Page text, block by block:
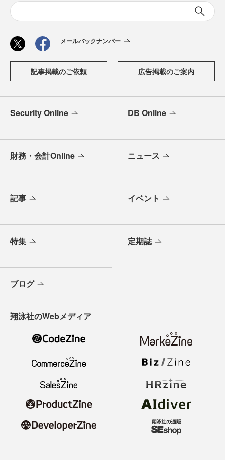
メールバックナンバー
記事掲載のご依頼 広告掲載のご案内
Security Online DB Online
財務・会計Online ニュース
記事 イベント
特集 定期誌
ブログ
翔泳社のWebメディア